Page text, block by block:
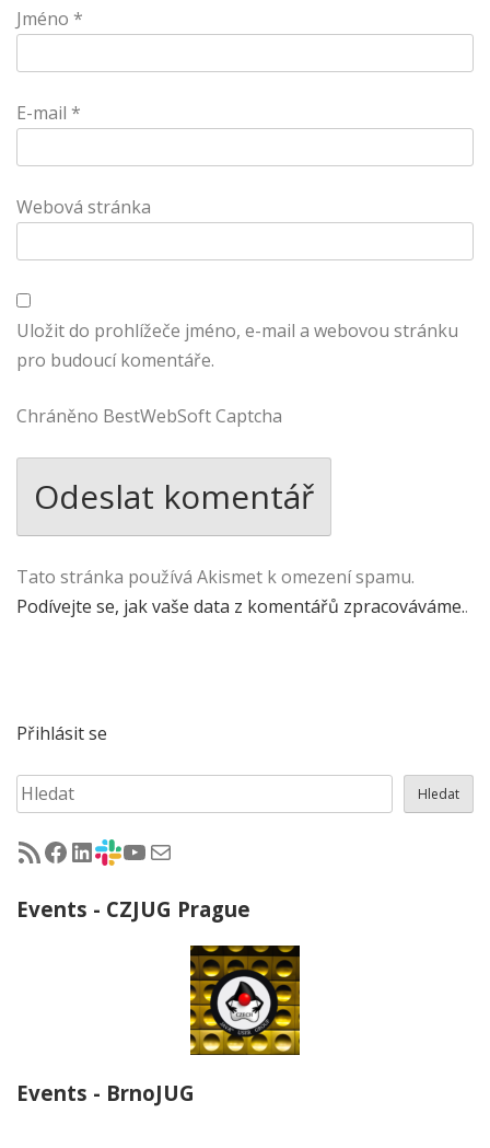
Jméno *
E-mail *
Webová stránka
Uložit do prohlížeče jméno, e-mail a webovou stránku
pro budoucí komentáře.
Chráněno BestWebSoft Captcha
Tato stránka používá Akismet k omezení spamu.
Podívejte se, jak vaše data z komentářů zpracováváme..
Přihlásit se
Hledat Hledat
RSS - články na jug.cz
Facebook skupina Czech Java User Group
LinkedIn skupina Czech Java User Group
CZJUG Slack fórum
CZJUG YouTube kanálCZJUG email
Events - CZJUG Prague
Events - BrnoJUG